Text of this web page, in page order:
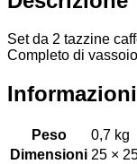
Set da 2 tazzine
Completo di vassoio
Peso
0,7 kg
Dimensioni 25 ×